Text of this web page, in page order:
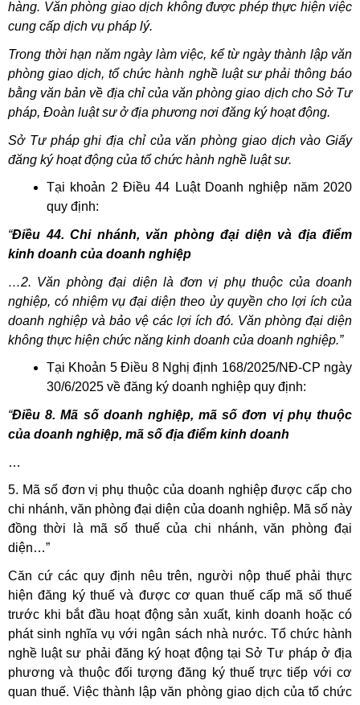
hàng. Văn phòng giao dịch không được phép thực hiện việc
cung cấp dịch vụ pháp lý.
Trong thời hạn năm ngày làm việc, kể từ ngày thành lập văn
phòng giao dịch, tổ chức hành nghề luật sư phải thông báo
bằng văn bản về địa chỉ của văn phòng giao dịch cho Sở Tư
pháp, Đoàn luật sư ở địa phương nơi đăng ký hoạt động.
Sở Tư pháp ghi địa chỉ của văn phòng giao dịch vào Giấy
đăng ký hoạt động của tổ chức hành nghề luật sư.
Tại khoản 2 Điều 44 Luật Doanh nghiệp năm 2020
quy định:
“Điều 44. Chi nhánh, văn phòng đại diện và địa điểm
kinh doanh của doanh nghiệp
…2. Văn phòng đại diện là đơn vị phụ thuộc của doanh
nghiệp, có nhiệm vụ đại diện theo ủy quyền cho lợi ích của
doanh nghiệp và bảo vệ các lợi ích đó. Văn phòng đại diện
không thực hiện chức năng kinh doanh của doanh nghiệp.”
Tại Khoản 5 Điều 8 Nghị định 168/2025/NĐ-CP ngày
30/6/2025 về đăng ký doanh nghiệp quy định:
“Điều 8. Mã số doanh nghiệp, mã số đơn vị phụ thuộc
của doanh nghiệp, mã số địa điểm kinh doanh
…
5. Mã số đơn vị phụ thuộc của doanh nghiệp được cấp cho
chi nhánh, văn phòng đại diện của doanh nghiệp. Mã số này
đồng thời là mã số thuế của chi nhánh, văn phòng đại
diện…”
Căn cứ các quy định nêu trên, người nộp thuế phải thực
hiện đăng ký thuế và được cơ quan thuế cấp mã số thuế
trước khi bắt đầu hoạt động sản xuất, kinh doanh hoặc có
phát sinh nghĩa vụ với ngân sách nhà nước. Tổ chức hành
nghề luật sư phải đăng ký hoạt động tại Sở Tư pháp ở địa
phương và thuộc đối tượng đăng ký thuế trực tiếp với cơ
quan thuế. Việc thành lập văn phòng giao dịch của tổ chức